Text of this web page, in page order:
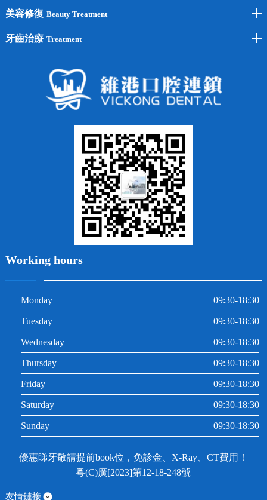
單顆種植
半口種植
全口種植
洗牙
四環素牙
常見問題
牙齒矯正
兒童矯正
牙列不齊
美容修復 Beauty Treatment
全瓷牙
牙齒治療 Treatment
Working hours
Monday 09:30-18:30
Tuesday 09:30-18:30
Wednesday 09:30-18:30
Thursday 09:30-18:30
Friday 09:30-18:30
Saturday 09:30-18:30
Sunday 09:30-18:30
優惠睇牙敬請提前book位，免診金、X-Ray、CT費用！
粵(C)廣[2023]第12-18-248號
友情鏈接